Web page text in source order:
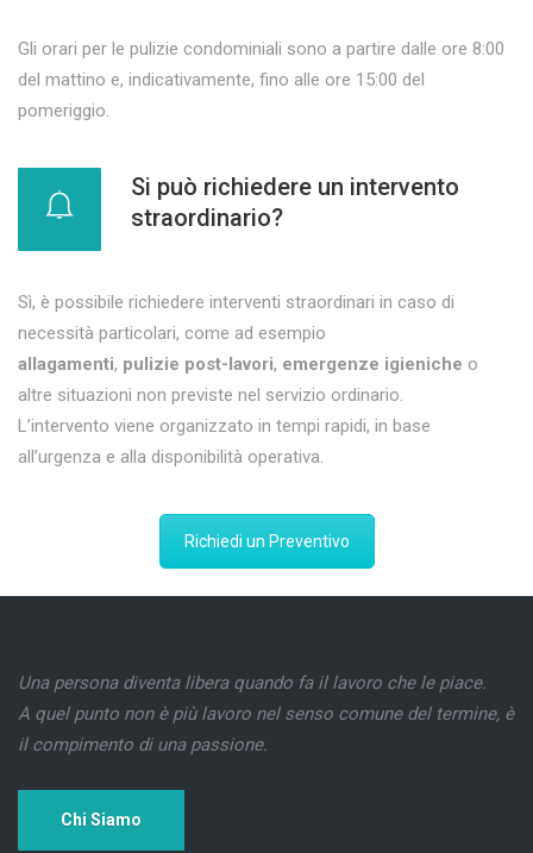
Gli orari per le pulizie condominiali sono a partire dalle ore 8:00
del mattino e, indicativamente, fino alle ore 15:00 del
pomeriggio.
Si può richiedere un intervento
straordinario?
Sì, è possibile richiedere interventi straordinari in caso di
necessità particolari, come ad esempio
allagamenti, pulizie post-lavori, emergenze igieniche o
altre situazioni non previste nel servizio ordinario.
L’intervento viene organizzato in tempi rapidi, in base
all’urgenza e alla disponibilità operativa.
Richiedi un Preventivo
Una persona diventa libera quando fa il lavoro che le piace.
A quel punto non è più lavoro nel senso comune del termine, è
il compimento di una passione.
Chi Siamo